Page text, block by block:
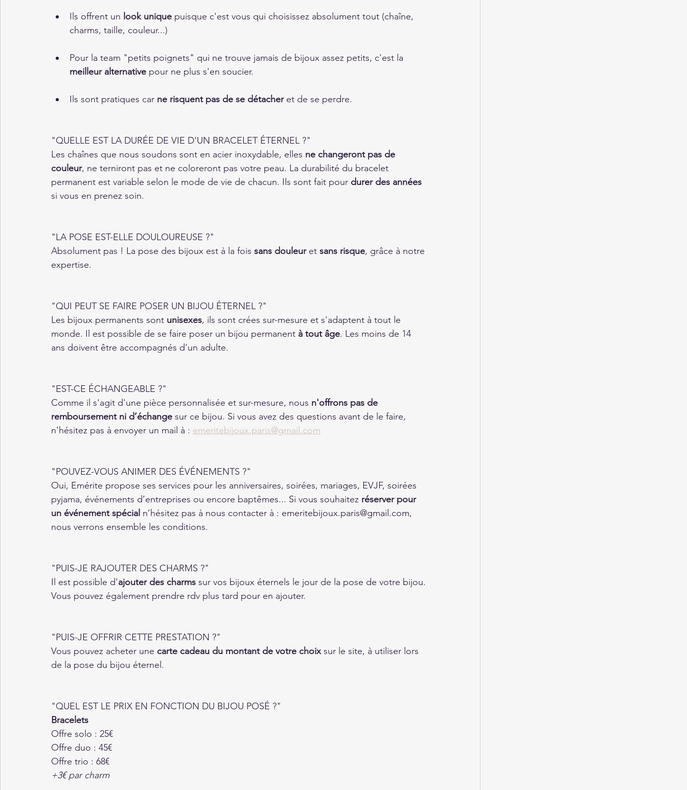
Ils offrent un look unique puisque c'est vous qui choisissez absolument tout (chaîne,
charms, taille, couleur...)
Pour la team "petits poignets" qui ne trouve jamais de bijoux assez petits, c'est la
meilleur alternative pour ne plus s'en soucier.
Ils sont pratiques car ne risquent pas de se détacher et de se perdre.
"QUELLE EST LA DURÉE DE VIE D'UN BRACELET ÉTERNEL ?"
Les chaînes que nous soudons sont en acier inoxydable, elles ne changeront pas de
couleur, ne terniront pas et ne coloreront pas votre peau. La durabilité du bracelet
permanent est variable selon le mode de vie de chacun. Ils sont fait pour durer des années
si vous en prenez soin.
"LA POSE EST-ELLE DOULOUREUSE ?"
Absolument pas ! La pose des bijoux est à la fois sans douleur et sans risque, grâce à notre
expertise.
"QUI PEUT SE FAIRE POSER UN BIJOU ÉTERNEL ?"
Les bijoux permanents sont unisexes, ils sont crées sur-mesure et s'adaptent à tout le
monde. Il est possible de se faire poser un bijou permanent à tout âge. Les moins de 14
ans doivent être accompagnés d'un adulte.
"EST-CE ÉCHANGEABLE ?"
Comme il s'agit d'une pièce personnalisée et sur-mesure, nous n'offrons pas de
remboursement ni d’échange sur ce bijou. Si vous avez des questions avant de le faire,
n'hésitez pas à envoyer un mail à : emeritebijoux.paris@gmail.com
"POUVEZ-VOUS ANIMER DES ÉVÉNEMENTS ?"
Oui, Emérite propose ses services pour les anniversaires, soirées, mariages, EVJF, soirées
pyjama, événements d’entreprises ou encore baptêmes... Si vous souhaitez réserver pour
un événement spécial n’hésitez pas à nous contacter à : emeritebijoux.paris@gmail.com,
nous verrons ensemble les conditions.
"PUIS-JE RAJOUTER DES CHARMS ?"
Il est possible d’ajouter des charms sur vos bijoux éternels le jour de la pose de votre bijou.
Vous pouvez également prendre rdv plus tard pour en ajouter.
"PUIS-JE OFFRIR CETTE PRESTATION ?"
Vous pouvez acheter une carte cadeau du montant de votre choix sur le site, à utiliser lors
de la pose du bijou éternel.
"QUEL EST LE PRIX EN FONCTION DU BIJOU POSÉ ?"
Bracelets
Offre solo : 25€
Offre duo : 45€
Offre trio : 68€
+3€ par charm